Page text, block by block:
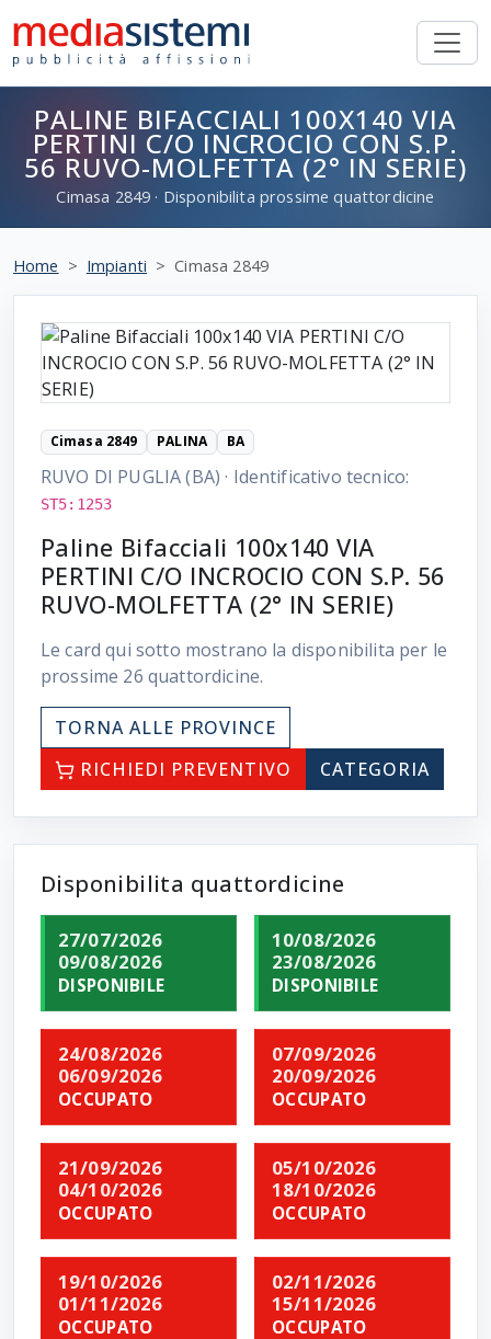
PALINE BIFACCIALI 100X140 VIA
PERTINI C/O INCROCIO CON S.P.
56 RUVO-MOLFETTA (2° IN SERIE)
Cimasa 2849 · Disponibilita prossime quattordicine
Home Impianti Cimasa 2849
Cimasa 2849 PALINA BA
RUVO DI PUGLIA (BA) · Identificativo tecnico:
ST5:1253
Paline Bifacciali 100x140 VIA
PERTINI C/O INCROCIO CON S.P. 56
RUVO-MOLFETTA (2° IN SERIE)
Le card qui sotto mostrano la disponibilita per le
prossime 26 quattordicine.
TORNA ALLE PROVINCE
RICHIEDI PREVENTIVO
CATEGORIA
Disponibilita quattordicine
27/07/2026
09/08/2026
DISPONIBILE
10/08/2026
23/08/2026
DISPONIBILE
24/08/2026
06/09/2026
OCCUPATO
07/09/2026
20/09/2026
OCCUPATO
21/09/2026
04/10/2026
OCCUPATO
05/10/2026
18/10/2026
OCCUPATO
19/10/2026
01/11/2026
OCCUPATO
02/11/2026
15/11/2026
OCCUPATO